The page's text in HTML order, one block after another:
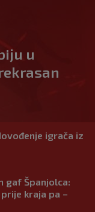
u
igrača iz
gaf Španjolca:
kraja pa –